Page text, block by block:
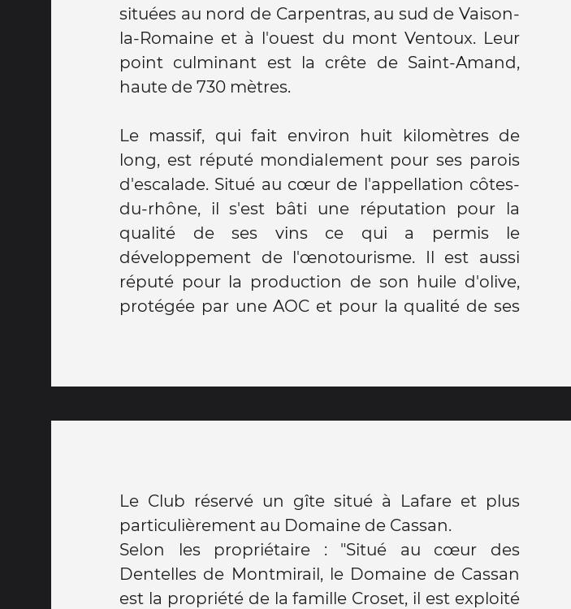
situées au nord de Carpentras, au sud de Vaison-
la-Romaine et à l'ouest du mont Ventoux. Leur
point culminant est la crête de Saint-Amand,
haute de 730 mètres.
Le massif, qui fait environ huit kilomètres de
long, est réputé mondialement pour ses parois
d'escalade. Situé au cœur de l'appellation côtes-
du-rhône, il s'est bâti une réputation pour la
qualité de ses vins ce qui a permis le
développement de l'œnotourisme. Il est aussi
réputé pour la production de son huile d'olive,
protégée par une AOC et pour la qualité de ses
Le Club réservé un gîte situé à Lafare et plus
particulièrement au Domaine de Cassan.
Selon les propriétaire : "Situé au cœur des
Dentelles de Montmirail, le Domaine de Cassan
est la propriété de la famille Croset, il est exploité